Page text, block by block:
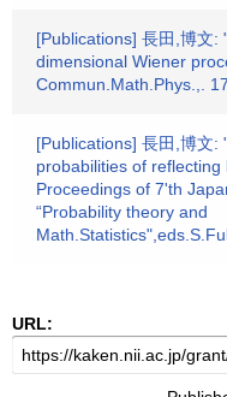
[Publications] 長田,博文
dimensional Wiener
Commun.Math.Phys.,.
[Publications] 長田,博文
probabilities of
Proceedings of 7'th
“Probability theory and
URL: